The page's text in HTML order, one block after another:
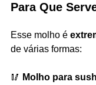
Para Que
Esse molho é
de várias formas:
🥢 Molho para